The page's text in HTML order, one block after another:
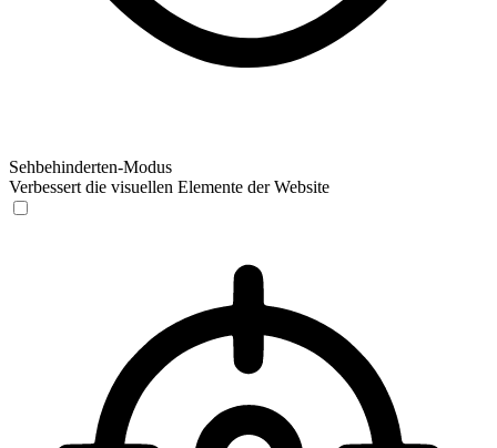
Sehbehinderten-Modus
Verbessert die visuellen Elemente der Website